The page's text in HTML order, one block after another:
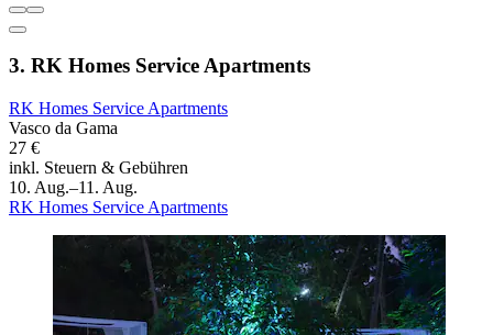
3. RK Homes Service Apartments
RK Homes Service Apartments
Vasco da Gama
27 €
inkl. Steuern & Gebühren
10. Aug.–11. Aug.
RK Homes Service Apartments